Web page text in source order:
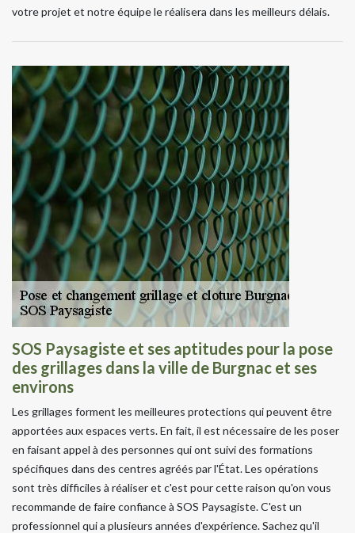
votre projet et notre équipe le réalisera dans les meilleurs délais.
SOS Paysagiste et ses aptitudes pour la pose
des grillages dans la ville de Burgnac et ses
environs
Les grillages forment les meilleures protections qui peuvent être
apportées aux espaces verts. En fait, il est nécessaire de les poser
en faisant appel à des personnes qui ont suivi des formations
spécifiques dans des centres agréés par l'État. Les opérations
sont très difficiles à réaliser et c'est pour cette raison qu'on vous
recommande de faire confiance à SOS Paysagiste. C'est un
professionnel qui a plusieurs années d'expérience. Sachez qu'il